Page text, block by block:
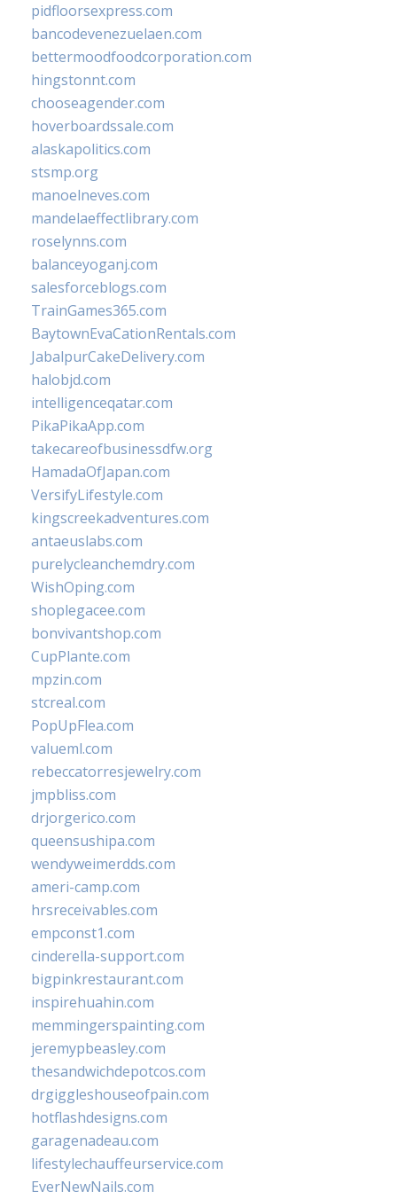
pidfloorsexpress.com
bancodevenezuelaen.com
bettermoodfoodcorporation.com
hingstonnt.com
chooseagender.com
hoverboardssale.com
alaskapolitics.com
stsmp.org
manoelneves.com
mandelaeffectlibrary.com
roselynns.com
balanceyoganj.com
salesforceblogs.com
TrainGames365.com
BaytownEvaCationRentals.com
JabalpurCakeDelivery.com
halobjd.com
intelligenceqatar.com
PikaPikaApp.com
takecareofbusinessdfw.org
HamadaOfJapan.com
VersifyLifestyle.com
kingscreekadventures.com
antaeuslabs.com
purelycleanchemdry.com
WishOping.com
shoplegacee.com
bonvivantshop.com
CupPlante.com
mpzin.com
stcreal.com
PopUpFlea.com
valueml.com
rebeccatorresjewelry.com
jmpbliss.com
drjorgerico.com
queensushipa.com
wendyweimerdds.com
ameri-camp.com
hrsreceivables.com
empconst1.com
cinderella-support.com
bigpinkrestaurant.com
inspirehuahin.com
memmingerspainting.com
jeremypbeasley.com
thesandwichdepotcos.com
drgiggleshouseofpain.com
hotflashdesigns.com
garagenadeau.com
lifestylechauffeurservice.com
EverNewNails.com